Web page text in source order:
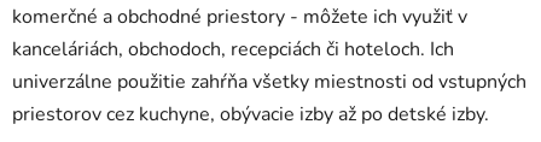
komerčné a obchodné priestory - môžete ich využiť v
kanceláriách, obchodoch, recepciách či hoteloch. Ich
univerzálne použitie zahŕňa všetky miestnosti od vstupných
priestorov cez kuchyne, obývacie izby až po detské izby.